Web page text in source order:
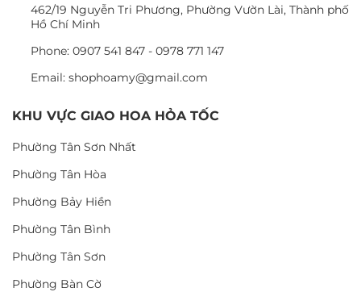
462/19 Nguyễn Tri Phương, Phường Vườn Lài, Thành phố
Hồ Chí Minh
Phone: 0907 541 847 - 0978 771 147
Email: shophoamy@gmail.com
KHU VỰC GIAO HOA HỎA TỐC
Phường Tân Sơn Nhất
Phường Tân Hòa
Phường Bảy Hiền
Phường Tân Bình
Phường Tân Sơn
Phường Bàn Cờ